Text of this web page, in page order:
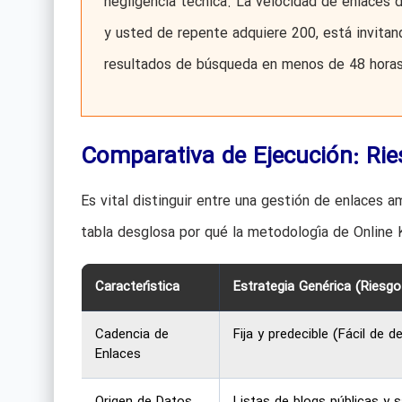
y usted de repente adquiere 200, está
resultados de búsqueda en menos de 48
Comparativa de Ejecución:
Es vital distinguir entre una gestión de enlaces
tabla desglosa por qué la metodología de
Característica Estrategia Genérica
Cadencia de
Enlaces
Fija y predecible (Fácil de